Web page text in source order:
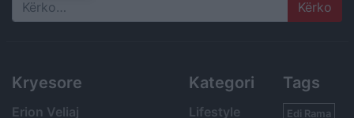
Search
Kryesore
Erion Veliaj
Kategori
Lifestyle
Tags
Edi Rama